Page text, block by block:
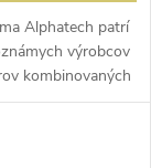
Alphatech patrí
výrobcov
kombinovaných
ktoré sú